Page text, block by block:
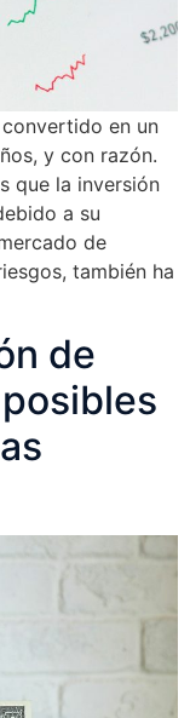
en un
y con razón.
que la inversión
a su
de
también ha
de